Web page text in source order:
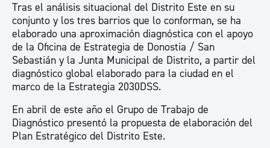
Tras el análisis situacional del Distrito Este en su
conjunto y los tres barrios que lo conforman, se ha
elaborado una aproximación diagnóstica con el apoyo
de la Oficina de Estrategia de Donostia / San
Sebastián y la Junta Municipal de Distrito, a partir del
diagnóstico global elaborado para la ciudad en el
marco de la Estrategia 2030DSS.
En abril de este año el Grupo de Trabajo de
Diagnóstico presentó la propuesta de elaboración del
Plan Estratégico del Distrito Este.